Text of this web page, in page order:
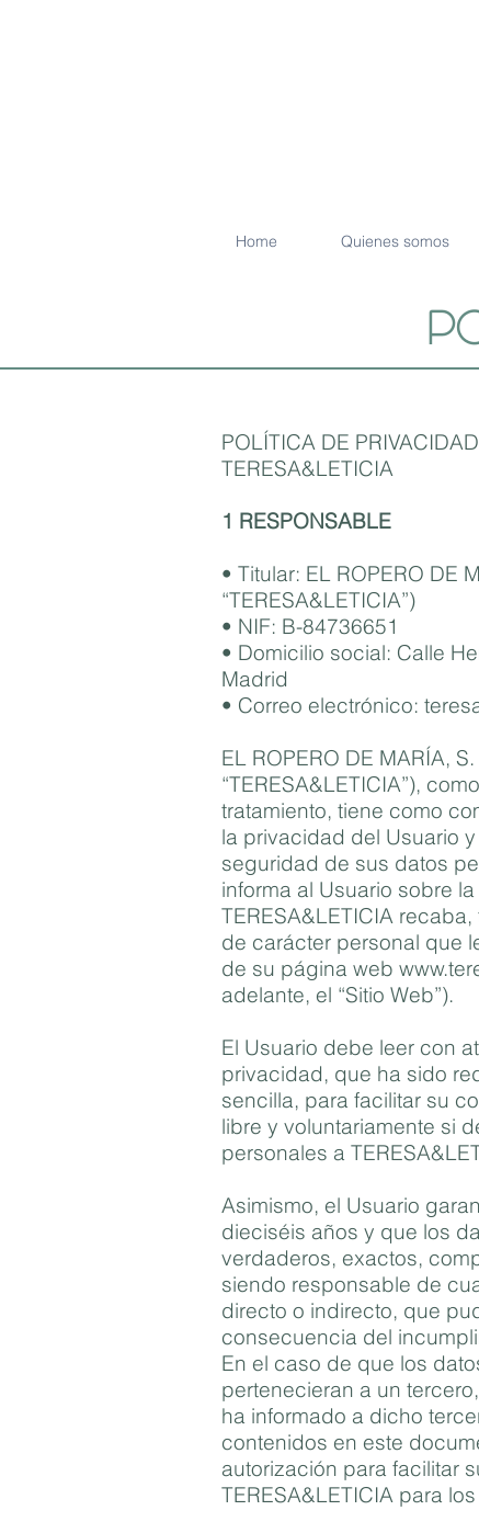
Home Quienes somos
POLÍTICA DE PRIVACIDAD
TERESA&LETICIA
1 RESPONSABLE
• Titular: EL ROPERO DE
“TERESA&LETICIA”)
• NIF: B-84736651
• Domicilio social: Calle
Madrid
• Correo electrónico:
EL ROPERO DE MARÍA,
“TERESA&LETICIA”),
tratamiento, tiene como
la privacidad del Usuario
seguridad de sus datos
informa al Usuario sobre
TERESA&LETICIA
de carácter personal que
de su página web
adelante, el “Sitio Web”).
El Usuario debe leer con
privacidad, que ha sido
sencilla, para facilitar su
libre y voluntariamente si
personales a
Asimismo, el Usuario
dieciséis años y que los
verdaderos, exactos,
siendo responsable de
directo o indirecto, que
consecuencia del
En el caso de que los
pertenecieran a un
ha informado a dicho
contenidos en este
autorización para facilitar
TERESA&LETICIA para